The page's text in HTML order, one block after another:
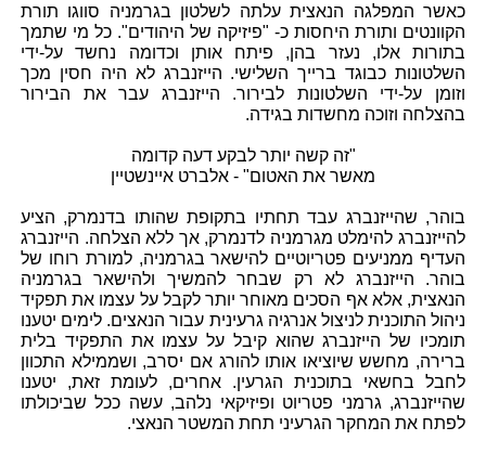
כאשר המפלגה הנאצית עלתה לשלטון בגרמניה סווגו תורת
הקוונטים ותורת היחסות כ- "פיזיקה של היהודים". כל מי שתמך
בתורות אלו, נעזר בהן, פיתח אותן וכדומה נחשד על-ידי
השלטונות כבוגד ברייך השלישי. הייזנברג לא היה חסין מכך
וזומן על-ידי השלטונות לבירור. הייזנברג עבר את הבירור
בהצלחה וזוכה מחשדות בגידה.
"זה קשה יותר לבקע דעה קדומה
מאשר את האטום" - אלברט איינשטיין
בוהר, שהייזנברג עבד תחתיו בתקופת שהותו בדנמרק, הציע
להייזנברג להימלט מגרמניה לדנמרק, אך ללא הצלחה. הייזנברג
העדיף ממניעים פטריוטיים להישאר בגרמניה, למורת רוחו של
בוהר. הייזנברג לא רק שבחר להמשיך ולהישאר בגרמניה
הנאצית, אלא אף הסכים מאוחר יותר לקבל על עצמו את תפקיד
ניהול התוכנית לניצול אנרגיה גרעינית עבור הנאצים. לימים יטענו
תומכיו של הייזנברג שהוא קיבל על עצמו את התפקיד בלית
ברירה, מחשש שיוציאו אותו להורג אם יסרב, ושממילא התכוון
לחבל בחשאי בתוכנית הגרעין. אחרים, לעומת זאת, יטענו
שהייזנברג, גרמני פטריוט ופיזיקאי נלהב, עשה ככל שביכולתו
לפתח את המחקר הגרעיני תחת המשטר הנאצי.